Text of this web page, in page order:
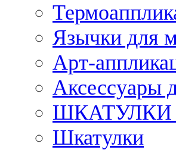
Язычки для
Арт-
Аксессуары
ШКАТУЛКИ
Шкатулки